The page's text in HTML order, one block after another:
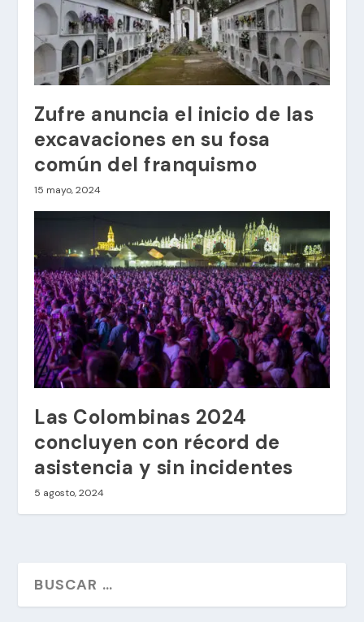
Zufre anuncia el inicio de las
excavaciones en su fosa
común del franquismo
15 mayo, 2024
Las Colombinas 2024
concluyen con récord de
asistencia y sin incidentes
5 agosto, 2024